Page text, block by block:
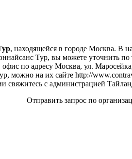
, находящейся в городе Москва. В
Тур, вы можете уточнить
по адресу Москва, ул.
можно на их сайте http://
с администрацией
Отправить запрос по